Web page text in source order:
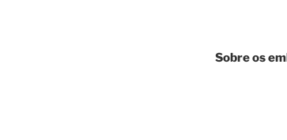
Sobre os